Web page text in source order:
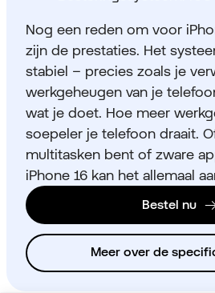
Nog een reden om voor
zijn de prestaties. Het
stabiel – precies zoals je
werkgeheugen van je
wat je doet. Hoe meer
soepeler je telefoon draait.
multitasken bent of zware
iPhone 16 kan het allemaal
Bestel nu
Meer over de